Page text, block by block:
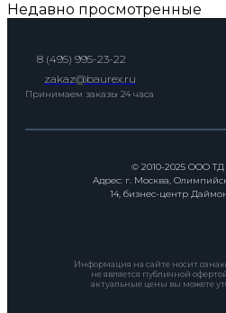
Недавно просмотренные
8 (495) 995-23-22
zakaz@baurex.ru
Принимаем заказы 24 часа
© 2010-2025 ООО ТД
Адрес: г. Москва,
14, бизнес-центр
Информация на сайте носит
не является публичной
актуальные цены вы можете